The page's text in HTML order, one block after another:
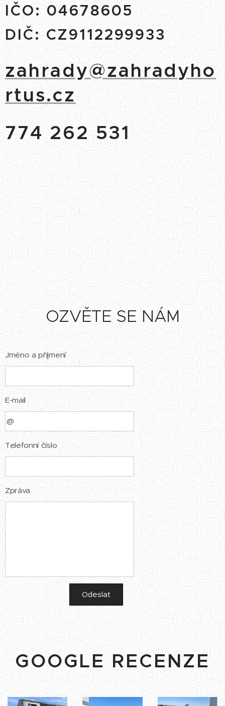
IČO: 04678605
DIČ: CZ9112299933
zahrady@zahradyho
rtus.cz
774 262 531
OZVĚTE SE NÁM
Jméno a příjmení
E-mail
Telefonní číslo
Zpráva
Odeslat
GOOGLE RECENZE